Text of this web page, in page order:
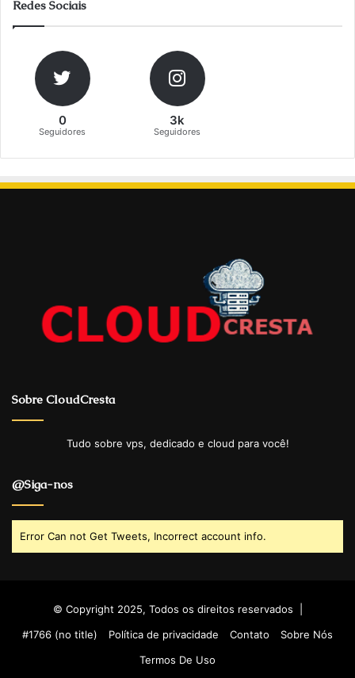
Redes Sociais
0
Seguidores
3k
Seguidores
Sobre CloudCresta
Tudo sobre vps, dedicado e cloud para você!
@Siga-nos
Error Can not Get Tweets, Incorrect account info.
© Copyright 2025, Todos os direitos reservados |
#1766 (no title)
Política de privacidade Contato
Sobre Nós
Termos De Uso